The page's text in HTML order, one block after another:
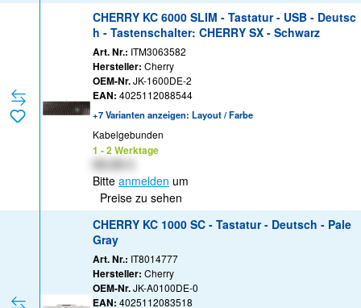
CHERRY KC 6000 SLIM - Tastatur - USB - Deutsc
h - Tastenschalter: CHERRY SX - Schwarz
Art. Nr.: ITM3063582
Hersteller: Cherry
OEM-Nr.JK-1600DE-2
EAN: 4025112088544
+7 Varianten anzeigen: Layout / Farbe
Kabelgebunden
1 - 2 Werktage
XX,XX €
Bitte anmelden um
Preise zu sehen
CHERRY KC 1000 SC - Tastatur - Deutsch - Pale
Gray
Art. Nr.: IT8014777
Hersteller: Cherry
OEM-Nr.JK-A0100DE-0
EAN: 4025112083518